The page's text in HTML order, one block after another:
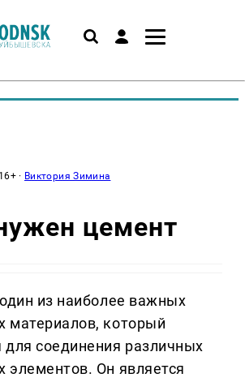
· Виктория Зимина
цемент
из наиболее важных
материалов, который
для соединения различных
элементов. Он является